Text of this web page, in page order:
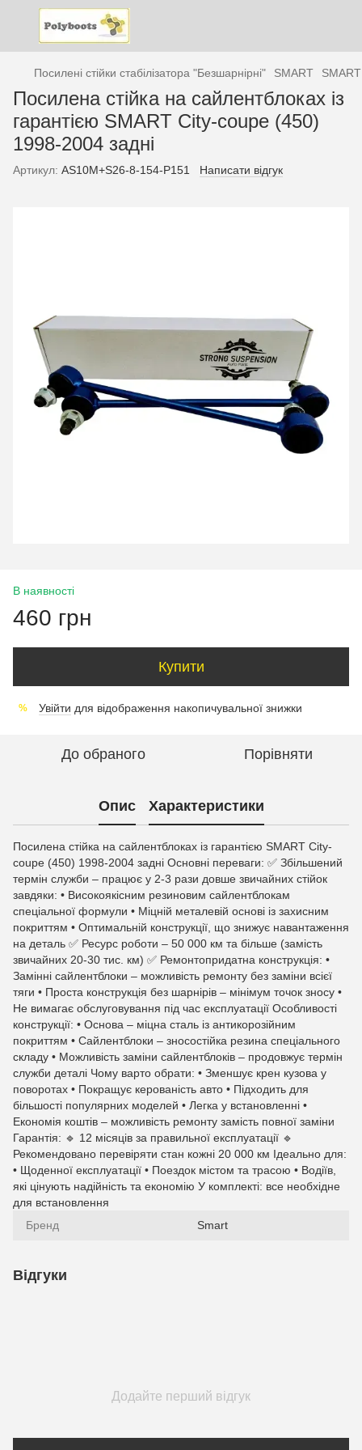
Посилені стійки стабілізатора "Безшарнірні" SMART
Посилена стійка на сайлентблоках із
гарантією SMART City-coupe (450)
1998-2004 задні
Артикул: AS10M+S26-8-154-P151 Написати відгук
В наявності
460 грн
Купити
% Увійти для відображення накопичувальної знижки
До обраного Порівняти
Опис Характеристики
Посилена стійка на сайлентблоках із гарантією SMART City-
coupe (450) 1998-2004 задні Основні переваги: ✅ Збільшений
термін служби – працює у 2-3 рази довше звичайних стійок
завдяки: • Високоякісним резиновим сайлентблокам
спеціальної формули • Міцній металевій основі із захисним
покриттям • Оптимальній конструкції, що знижує навантаження
на деталь ✅ Ресурс роботи – 50 000 км та більше (замість
звичайних 20-30 тис. км) ✅ Ремонтопридатна конструкція: •
Замінні сайлентблоки – можливість ремонту без заміни всієї
тяги • Проста конструкція без шарнірів – мінімум точок зносу •
Не вимагає обслуговування під час експлуатації Особливості
конструкції: • Основа – міцна сталь із антикорозійним
покриттям • Сайлентблоки – зносостійка резина спеціального
складу • Можливість заміни сайлентблоків – продовжує термін
служби деталі Чому варто обрати: • Зменшує крен кузова у
поворотах • Покращує керованість авто • Підходить для
більшості популярних моделей • Легка у встановленні •
Економія коштів – можливість ремонту замість повної заміни
Гарантія: 🔹 12 місяців за правильної експлуатації 🔹
Рекомендовано перевіряти стан кожні 20 000 км Ідеально для:
• Щоденної експлуатації • Поездок містом та трасою • Водіїв,
які цінують надійність та економію У комплекті: все необхідне
для встановлення
Бренд
Smart
Відгуки
Додайте перший відгук